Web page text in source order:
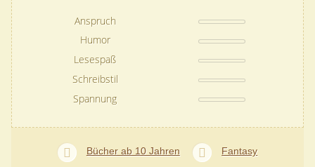
Anspruch
Humor
Lesespaß
Schreibstil
Spannung
Bücher ab 10 Jahren Fantasy